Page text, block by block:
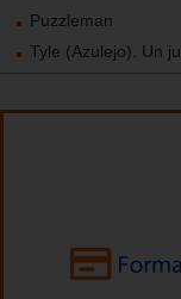
Puzzleman
Tyle (Azulejo). Un